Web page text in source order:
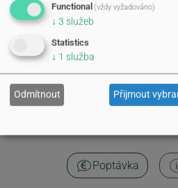
Poptávka
Functional(vždy vyžadováno)
↓ 3 služeb
Statistics
↓ 1 služba
Odmítnout Přijmout